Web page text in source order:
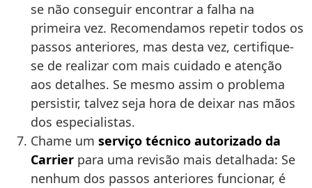
se não conseguir encontrar a falha na
primeira vez. Recomendamos repetir todos os
passos anteriores, mas desta vez, certifique-
se de realizar com mais cuidado e atenção
aos detalhes. Se mesmo assim o problema
persistir, talvez seja hora de deixar nas mãos
dos especialistas.
Chame um serviço técnico autorizado da
Carrier para uma revisão mais detalhada: Se
nenhum dos passos anteriores funcionar, é